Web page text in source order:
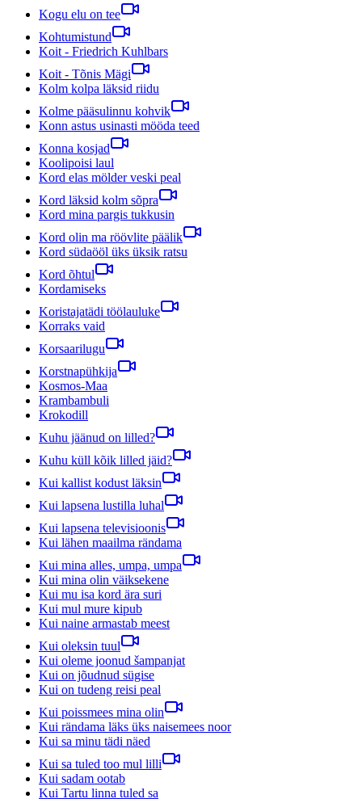
Kogu elu on tee
Kohtumistund
Koit - Friedrich Kuhlbars
Koit - Tõnis Mägi
Kolm kolpa läksid riidu
Kolme pääsulinnu kohvik
Konn astus usinasti mööda teed
Konna kosjad
Koolipoisi laul
Kord elas mölder veski peal
Kord läksid kolm sõpra
Kord mina pargis tukkusin
Kord olin ma röövlite päälik
Kord südaööl üks üksik ratsu
Kord õhtul
Kordamiseks
Koristajatädi töölauluke
Korraks vaid
Korsaarilugu
Korstnapühkija
Kosmos-Maa
Krambambuli
Krokodill
Kuhu jäänud on lilled?
Kuhu küll kõik lilled jäid?
Kui kallist kodust läksin
Kui lapsena lustilla luhal
Kui lapsena televisioonis
Kui lähen maailma rändama
Kui mina alles, umpa, umpa
Kui mina olin väiksekene
Kui mu isa kord ära suri
Kui mul mure kipub
Kui naine armastab meest
Kui oleksin tuul
Kui oleme joonud šampanjat
Kui on jõudnud sügise
Kui on tudeng reisi peal
Kui poissmees mina olin
Kui rändama läks üks naisemees noor
Kui sa minu tädi näed
Kui sa tuled too mul lilli
Kui sadam ootab
Kui Tartu linna tuled sa